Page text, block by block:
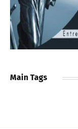
Main Tags